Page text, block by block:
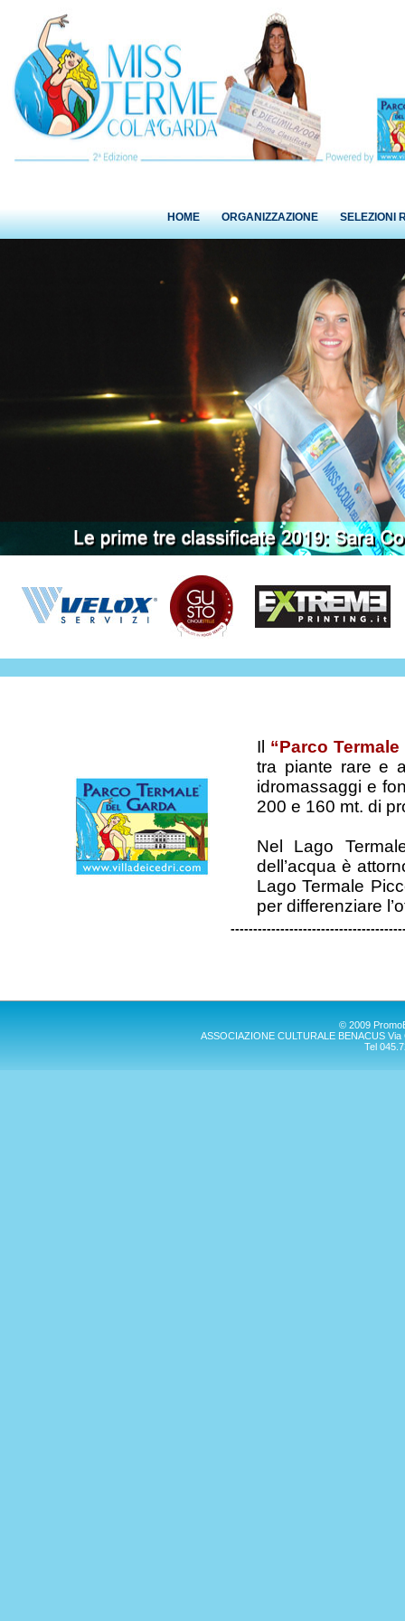
HOME ORGANIZZAZIONE SELEZIONI
Il “Parco
tra piante rare e
idromassaggi e
200 e 160 mt. di
Nel Lago
dell’acqua è
Lago Termale
per differenziare
© 2009
ASSOCIAZIONE CULTURALE BENACUS
Tel